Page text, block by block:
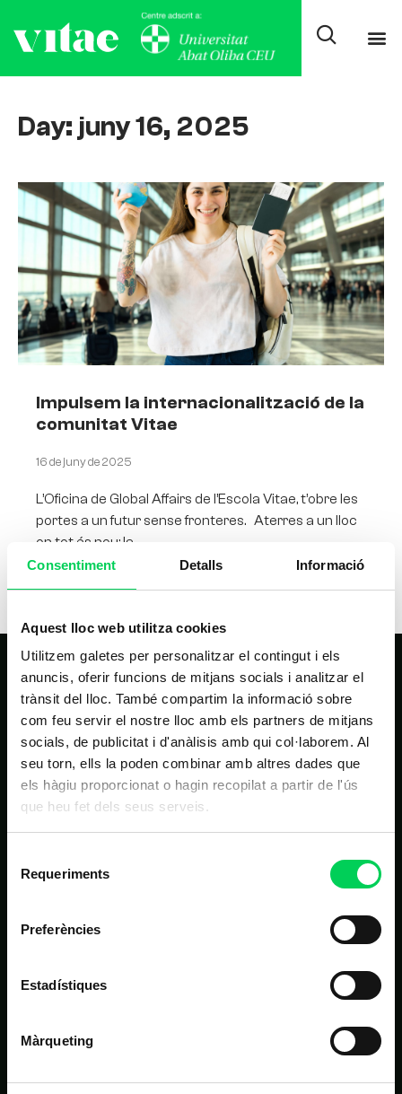
Consentiment Detalls Informació
Aquest lloc web utilitza cookies
Utilitzem galetes per personalitzar el contingut i els
anuncis, oferir funcions de mitjans socials i analitzar el
trànsit del lloc. També compartim la informació sobre
com feu servir el nostre lloc amb els partners de mitjans
socials, de publicitat i d'anàlisis amb qui col·laborem. Al
seu torn, ells la poden combinar amb altres dades que
els hàgiu proporcionat o hagin recopilat a partir de l'ús
que heu fet dels seus serveis.
Requeriments
Preferències
Estadístiques
Màrqueting
Day: juny 16, 2025
Impulsem la internacionalització de la
comunitat Vitae
16 de juny de 2025
L’Oficina de Global Affairs de l’Escola Vitae, t’obre les
portes a un futur sense fronteres. Aterres a un lloc
on tot és nou: la
NAVEGACIÓ PRINCIPAL
Inici
Estudis
Alumnes
Contacte